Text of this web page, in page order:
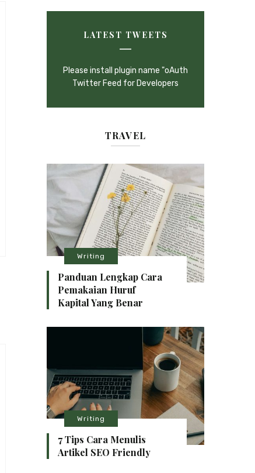
LATEST TWEETS
Please install plugin name "oAuth
Twitter Feed for Developers
TRAVEL
Writing
Panduan Lengkap Cara
Pemakaian Huruf
Kapital Yang Benar
Writing
7 Tips Cara Menulis
Artikel SEO Friendly